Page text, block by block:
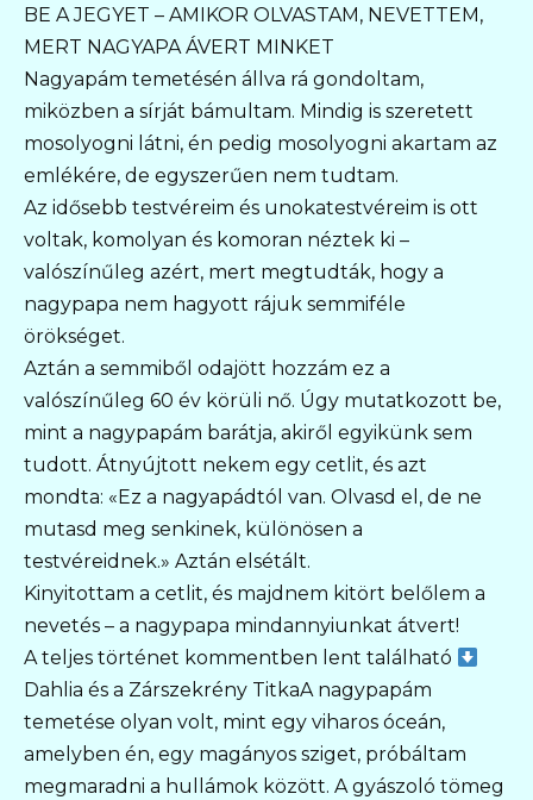
BE A JEGYET – AMIKOR OLVASTAM, NEVETTEM,
MERT NAGYAPA ÁVERT MINKET
Nagyapám temetésén állva rá gondoltam,
miközben a sírját bámultam. Mindig is szeretett
mosolyogni látni, én pedig mosolyogni akartam az
emlékére, de egyszerűen nem tudtam.
Az idősebb testvéreim és unokatestvéreim is ott
voltak, komolyan és komoran néztek ki –
valószínűleg azért, mert megtudták, hogy a
nagypapa nem hagyott rájuk semmiféle
örökséget.
Aztán a semmiből odajött hozzám ez a
valószínűleg 60 év körüli nő. Úgy mutatkozott be,
mint a nagypapám barátja, akiről egyikünk sem
tudott. Átnyújtott nekem egy cetlit, és azt
mondta: «Ez a nagyapádtól van. Olvasd el, de ne
mutasd meg senkinek, különösen a
testvéreidnek.» Aztán elsétált.
Kinyitottam a cetlit, és majdnem kitört belőlem a
nevetés – a nagypapa mindannyiunkat átvert!
A teljes történet kommentben lent található
Dahlia és a Zárszekrény TitkaA nagypapám
temetése olyan volt, mint egy viharos óceán,
amelyben én, egy magányos sziget, próbáltam
megmaradni a hullámok között. A gyászoló tömeg